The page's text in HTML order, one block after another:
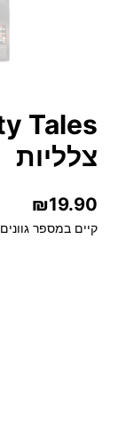
צלליות
₪19.90
קיים במספר גוונים